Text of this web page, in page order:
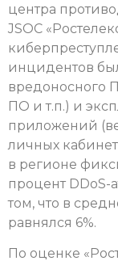
центра
JSOC
инцидентов
вредоносного
ПО и т.п.) и
приложений
личных
в регионе
процент DDoS-
том, что в
равнялся 6%.
По оценке